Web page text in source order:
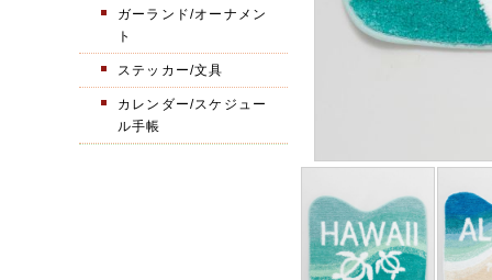
ガーランド/オーナメン
ト
ステッカー/文具
カレンダー/スケジュー
ル手帳